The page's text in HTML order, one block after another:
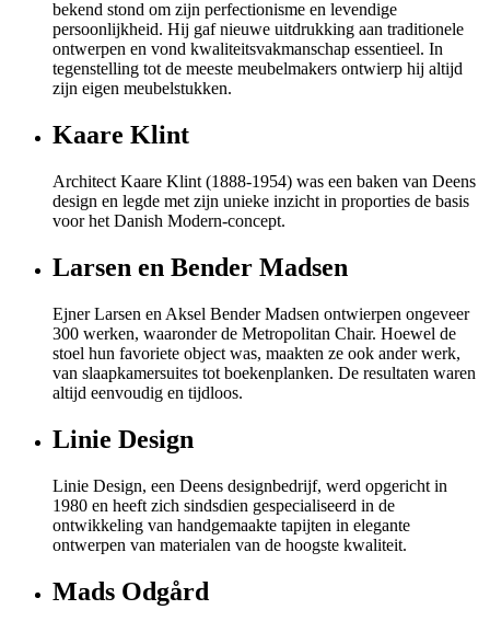
bekend stond om zijn perfectionisme en levendige
persoonlijkheid. Hij gaf nieuwe uitdrukking aan traditionele
ontwerpen en vond kwaliteitsvakmanschap essentieel. In
tegenstelling tot de meeste meubelmakers ontwierp hij altijd
zijn eigen meubelstukken.
Kaare Klint
Architect Kaare Klint (1888-1954) was een baken van Deens
design en legde met zijn unieke inzicht in proporties de basis
voor het Danish Modern-concept.
Larsen en Bender Madsen
Ejner Larsen en Aksel Bender Madsen ontwierpen ongeveer
300 werken, waaronder de Metropolitan Chair. Hoewel de
stoel hun favoriete object was, maakten ze ook ander werk,
van slaapkamersuites tot boekenplanken. De resultaten waren
altijd eenvoudig en tijdloos.
Linie Design
Linie Design, een Deens designbedrijf, werd opgericht in
1980 en heeft zich sindsdien gespecialiseerd in de
ontwikkeling van handgemaakte tapijten in elegante
ontwerpen van materialen van de hoogste kwaliteit.
Mads Odgård